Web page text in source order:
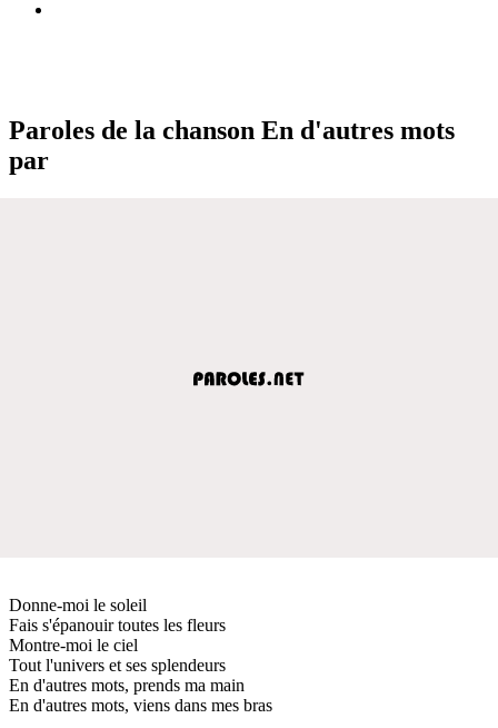
Paroles de la chanson En d'autres mots
par
Donne-moi le soleil
Fais s'épanouir toutes les fleurs
Montre-moi le ciel
Tout l'univers et ses splendeurs
En d'autres mots, prends ma main
En d'autres mots, viens dans mes bras